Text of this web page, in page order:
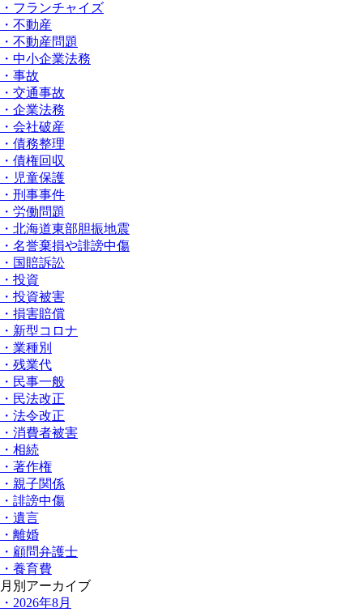
・フランチャイズ
・不動産
・不動産問題
・中小企業法務
・事故
・交通事故
・企業法務
・会社破産
・債務整理
・債権回収
・児童保護
・刑事事件
・労働問題
・北海道東部胆振地震
・名誉棄損や誹謗中傷
・国賠訴訟
・投資
・投資被害
・損害賠償
・新型コロナ
・業種別
・残業代
・民事一般
・民法改正
・法令改正
・消費者被害
・相続
・著作権
・親子関係
・誹謗中傷
・遺言
・離婚
・顧問弁護士
・養育費
月別アーカイブ
・2026年8月